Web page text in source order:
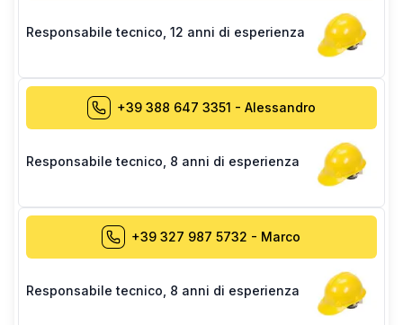
Responsabile tecnico 12 anni di esperienza
+39 388 647 3351 - Alessandro
Responsabile tecnico 8 anni di esperienza
+39 327 987 5732 - Marco
Responsabile tecnico 8 anni di esperienza